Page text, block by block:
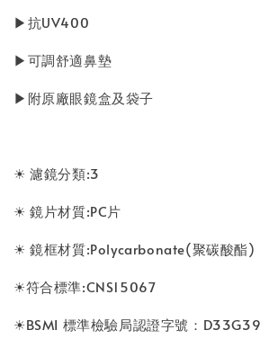
▶抗UV400
▶可調舒適鼻墊
▶附原廠眼鏡盒及袋子
☀ 濾鏡分類:3
☀ 鏡片材質:PC片
☀ 鏡框材質:Polycarbonate(聚碳酸酯)
☀符合標準:CNS15067
☀BSMI 標準檢驗局認證字號：D33G39